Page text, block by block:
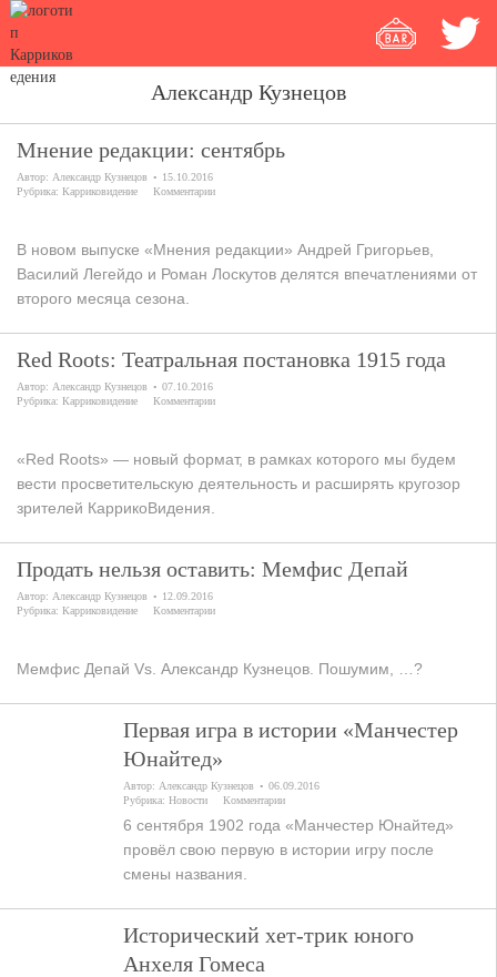
Александр Кузнецов
Мнение редакции: сентябрь
Автор: Александр Кузнецов
15.10.2016
Рубрика: Карриковидение Комментарии
В новом выпуске «Мнения редакции» Андрей Григорьев,
Василий Легейдо и Роман Лоскутов делятся впечатлениями от
второго месяца сезона.
Red Roots: Театральная постановка 1915 года
Автор: Александр Кузнецов
07.10.2016
Рубрика: Карриковидение Комментарии
«Red Roots» — новый формат, в рамках которого мы будем
вести просветительскую деятельность и расширять кругозор
зрителей КаррикоВидения.
Продать нельзя оставить: Мемфис Депай
Автор: Александр Кузнецов
12.09.2016
Рубрика: Карриковидение Комментарии
Мемфис Депай Vs. Александр Кузнецов. Пошумим, …?
Первая игра в истории «Манчестер
Юнайтед»
Автор: Александр Кузнецов
06.09.2016
Рубрика:Новости Комментарии
6 сентября 1902 года «Манчестер Юнайтед»
провёл свою первую в истории игру после
смены названия.
Исторический хет-трик юного
Анхеля Гомеса